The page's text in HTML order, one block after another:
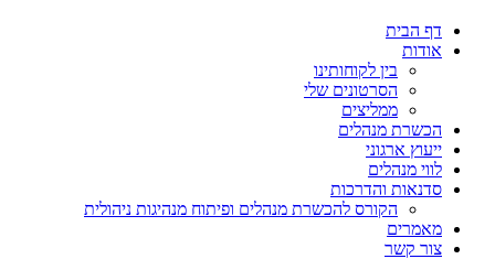
דף הבית
אודות
בין לקוחותינו
הסרטונים שלי
ממליצים
הכשרת מנהלים
ייעוץ ארגוני
לווי מנהלים
סדנאות והדרכות
הקורס להכשרת מנהלים ופיתוח מנהיגות ניהולית
מאמרים
צור קשר